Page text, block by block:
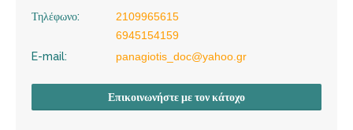
Τηλέφωνο:
2109965615
6945154159
E-mail:
panagiotis_doc@yahoo.gr
Επικοινωνήστε με τον κάτοχο